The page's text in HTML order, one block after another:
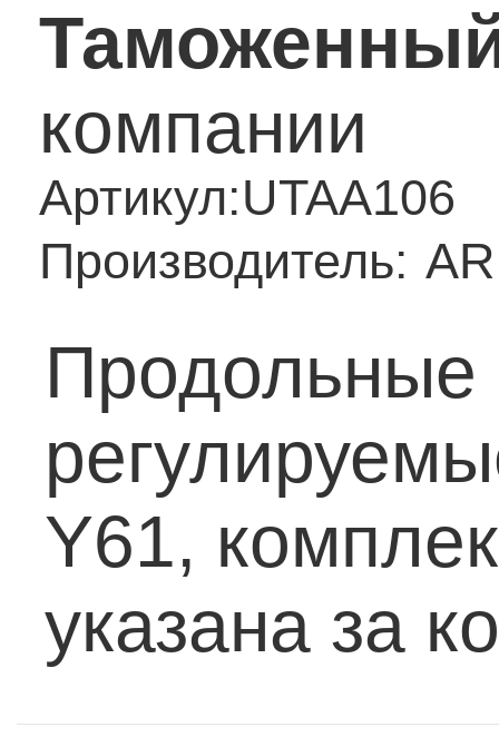
компании
Артикул:UTAA106
Производитель:
Продольные
Y61,
указана за